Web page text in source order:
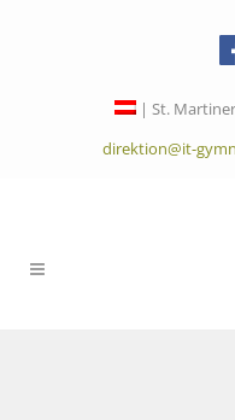
| St.
direktion@it-